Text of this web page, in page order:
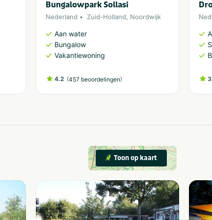
Bungalowpark Sollasi
Nederland Zuid-Holland, Noordwijk
Aan water
Bungalow
Vakantiewoning
4.2 (457 beoordelingen)
Toon op kaart